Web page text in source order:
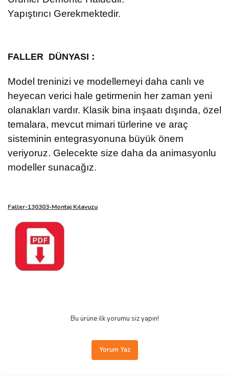
Yapıştırıcı Gerekmektedir.
FALLER DÜNYASI :
Model treninizi ve modellemeyi daha canlı ve
heyecan verici hale getirmenin her zaman yeni
olanakları vardır. Klasik bina inşaatı dışında, özel
temalara, mevcut mimari türlerine ve araç
sisteminin entegrasyonuna büyük önem
veriyoruz. Gelecekte size daha da animasyonlu
modeller sunacağız.
Faller-130303-Montaj Kılavuzu
Bu ürüne ilk yorumu siz yapın!
Yorum Yaz